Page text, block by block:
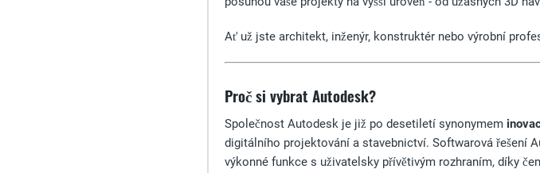
Ať už jste architekt, inženýr, konstruktér nebo výrobní
Proč si vybrat Autodesk?
Společnost Autodesk je již po desetiletí synonymem
digitálního projektování a stavebnictví. Softwarová řešení
výkonné funkce s uživatelsky přívětivým rozhraním, díky